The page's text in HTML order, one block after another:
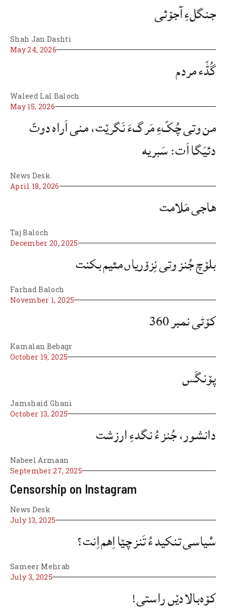
جنگلءِ آجۆئی
Shah Jan Dashti
May 24, 2026
گُڈّء مردم
Waleed Lal Baloch
May 15, 2026
من وتی چُکّءِ مَرگءَ نَگرێت، منی اَراه دوتّ
دئیَگا اَت: سَبریه
News Desk
April 18, 2026
هاجی مَلامت
Taj Baloch
December 20, 2025
بلۆچ جُنز وتی نِزۆریاں مئیم بکنت
Farhad Baloch
November 1, 2025
کۆٹی نمبر 360
Kamalan Bebagr
October 19, 2025
پۆنگَس
Jamshaid Ghani
October 13, 2025
دانشور، جُنز ءُ نگدءِ ارزشت
Nabeel Armaan
September 27, 2025
Censorship on Instagram
News Desk
July 13, 2025
سْیاسی تنکید ءُ تَنز چێا اِهم اِنت؟
Sameer Mehrab
July 3, 2025
کۆہ‌بالادێں راستی!